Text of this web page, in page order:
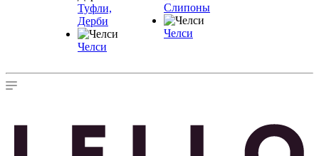
Туфли,
Дерби
Челси
Слипоны
Челси